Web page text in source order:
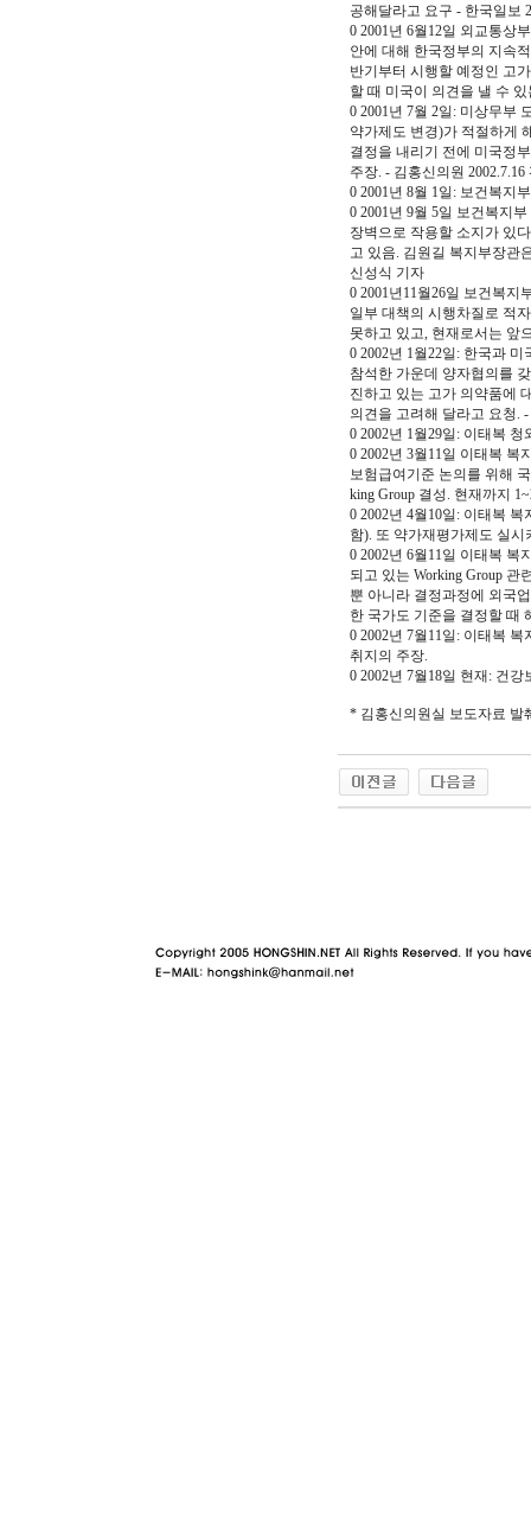
공해달라고 요구 - 한국일보
0 2001년 6월12일 외교통상
안에 대해 한국정부의 지속
반기부터 시행할 예정인 고
할 때 미국이 의견을 낼 수
0 2001년 7월 2일: 미상무부
약가제도 변경)가 적절하게
결정을 내리기 전에 미국정
주장. - 김홍신의원 2002.7.16
0 2001년 8월 1일: 보건복지
0 2001년 9월 5일 보건복지
장벽으로 작용할 소지가 있
고 있음. 김원길 복지부장관
신성식 기자
0 2001년11월26일 보건복지
일부 대책의 시행차질로 적
못하고 있고, 현재로서는 앞
0 2002년 1월22일: 한국과
참석한 가운데 양자협의를
진하고 있는 고가 의약품에
의견을 고려해 달라고 요청.
0 2002년 1월29일: 이태복
0 2002년 3월11일 이태복
보험급여기준 논의를 위해
king Group 결성. 현재까지
0 2002년 4월10일: 이태복
함). 또 약가재평가제도 실
0 2002년 6월11일 이태복
되고 있는 Working Group
뿐 아니라 결정과정에 외국
한 국가도 기준을 결정할 때
0 2002년 7월11일: 이태복
취지의 주장.
0 2002년 7월18일 현재: 건강
* 김홍신의원실 보도자료 발